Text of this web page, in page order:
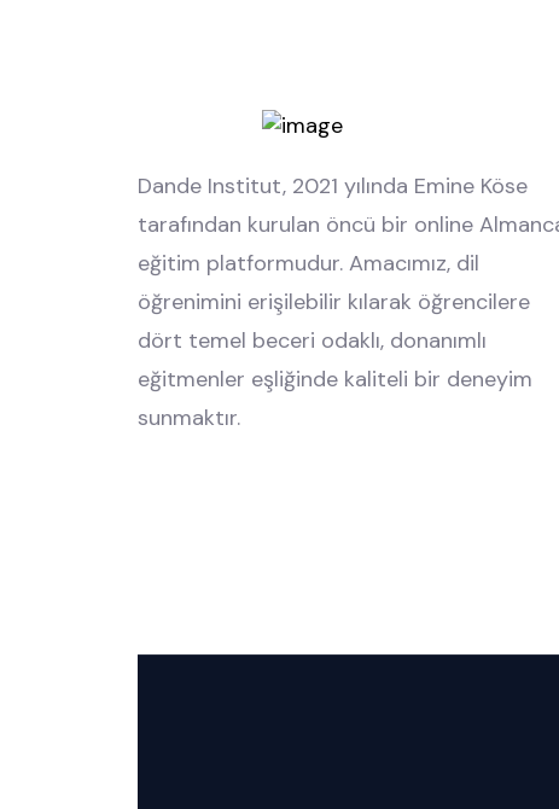
Dande Institut, 2021 yılında Emine Köse
tarafından kurulan öncü bir online
eğitim platformudur. Amacımız, dil
öğrenimini erişilebilir kılarak öğrencilere
dört temel beceri odaklı, donanımlı
eğitmenler eşliğinde kaliteli bir deneyim
sunmaktır.